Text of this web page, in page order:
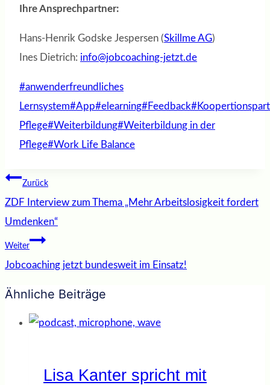
Ihre Ansprechpartner:
Hans-Henrik Godske Jespersen (Skillme AG)
Ines Dietrich: info@jobcoaching-jetzt.de
Schlagworte:
#anwenderfreundliches
Lernsystem#App#elearning#Feedback#
Pflege#Weiterbildung#Weiterbildung in der
Pflege#Work Life Balance
Beitragsnavigation
Zurück
ZDF Interview zum Thema „Mehr Arbeitslosigkeit fordert
Umdenken“
Weiter
Jobcoaching jetzt bundesweit im Einsatz!
Ähnliche Beiträge
Lisa Kanter spricht mit